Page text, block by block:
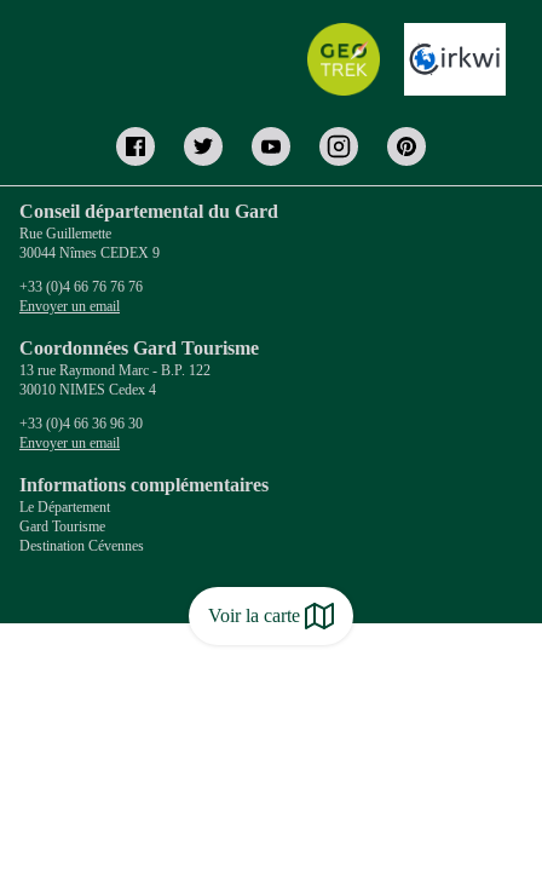
Voir la carte
Conseil départemental du Gard
Rue Guillemette
30044 Nîmes CEDEX 9
+33 (0)4 66 76 76 76
Envoyer un email
Coordonnées Gard Tourisme
13 rue Raymond Marc - B.P. 122
30010 NIMES Cedex 4
+33 (0)4 66 36 96 30
Envoyer un email
Informations complémentaires
Le Département
Gard Tourisme
Destination Cévennes